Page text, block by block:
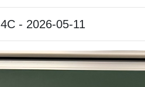
4C - 2026-05-11